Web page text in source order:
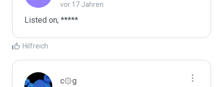
vor 17 Jahren
Listed on; *****
Hilfreich
c۞g